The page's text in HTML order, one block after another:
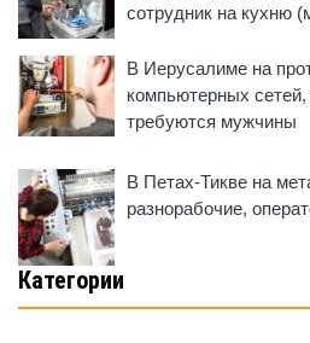
сотрудник на кухню
В Иерусалиме на
компьютерных
требуются мужчины
В Петах-Тикве на
разнорабочие,
Категории